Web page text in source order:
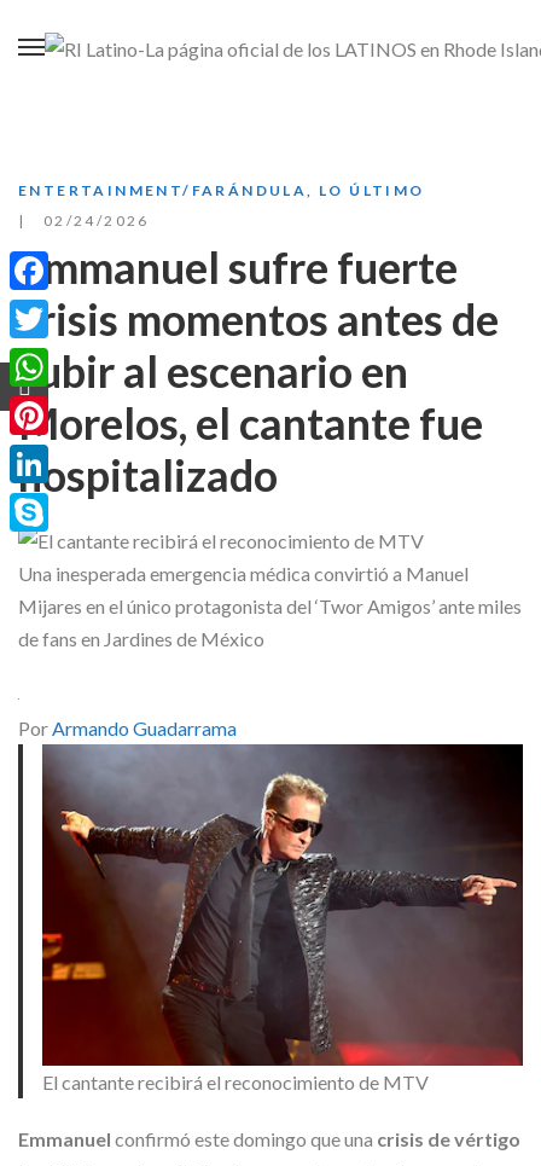
ENTERTAINMENT/FARÁNDULA
LO ÚLTIMO
02/24/2026
Emmanuel sufre fuerte
crisis momentos antes de
subir al escenario en
Morelos, el cantante fue
hospitalizado
Una inesperada emergencia médica convirtió a Manuel
Mijares en el único protagonista del ‘Twor Amigos’ ante miles
de fans en Jardines de México
PorArmando Guadarrama
El cantante recibirá el reconocimiento de MTV
Emmanuel confirmó este domingo que una crisis de vértigo
Facebook
Twitter
WhatsApp
Pinterest
LinkedIn
Skype